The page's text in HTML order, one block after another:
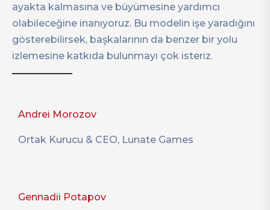
ayakta kalmasına ve büyümesine yardımcı
olabileceğine inanıyoruz. Bu modelin işe yaradığını
gösterebilirsek, başkalarının da benzer bir yolu
izlemesine katkıda bulunmayı çok isteriz.
Andrei Morozov
Ortak Kurucu & CEO, Lunate Games
Gennadii Potapov